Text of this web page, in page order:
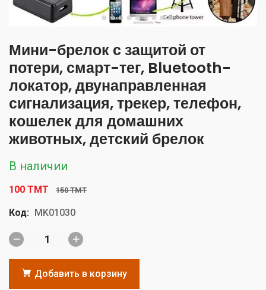
Мини-брелок с защитой от
потери, смарт-тег, Bluetooth-
локатор, двунаправленная
сигнализация, трекер, телефон,
кошелек для домашних
животных, детский брелок
В наличии
100 TMT 150 TMT
Код: MK01030
Добавить в корзину